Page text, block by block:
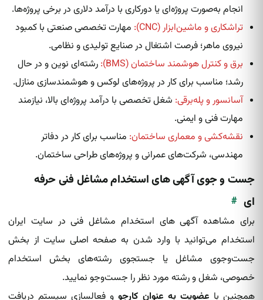
انجام به‌صورت پروژه‌ای یا دورکاری با درآمد دلاری در برخی پروژه‌ها.
تراشکاری و ماشین‌ابزار (CNC):
مهارت تخصصی صنعتی با کمبود
نیروی ماهر؛ فرصت اشتغال در صنایع تولیدی و نظامی.
برق و کنترل هوشمند ساختمان (BMS):
رشته‌ای نوین و در حال
رشد؛ مناسب برای کار در پروژه‌های لوکس و هوشمندسازی منازل.
آسانسور و پله‌برقی: شغل تخصصی با درآمد پروژه‌ای بالا، نیازمند
مهارت فنی و ایمنی.
نقشه‌کشی و معماری ساختمان: مناسب برای کار در دفاتر
مهندسی، شرکت‌های عمرانی و پروژه‌های طراحی ساختمان.
جست و جوی آگهی های استخدام مشاغل فنی حرفه
ای #
برای مشاهده آگهی های استخدام مشاغل فنی در سایت ایران
استخدام می‌توانید با وارد شدن به صفحه اصلی سایت از بخش
جست‌وجوی مشاغل یا جستجوی رشته‌های بخش استخدام
خصوصی، شغل و رشته‌ مورد نظر را جست‌وجو نمایید.
همچنین با عضویت به عنوان کارجوو فعالسازی سیستم دریافت